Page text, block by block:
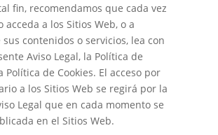
fin, recomendamos que cada vez
a los Sitios Web, o a
contenidos o servicios, lea con
Aviso Legal, la Política de
Política de Cookies. El acceso por
a los Sitios Web se regirá por la
Legal que en cada momento se
en el Sitios Web.